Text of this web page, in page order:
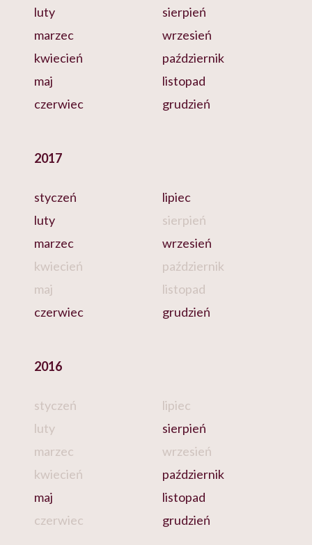
luty
marzec
kwiecień
maj
czerwiec
sierpień
wrzesień
październik
listopad
grudzień
2017
styczeń
luty
marzec
kwiecień
maj
czerwiec
lipiec
sierpień
wrzesień
październik
listopad
grudzień
2016
styczeń
luty
marzec
kwiecień
maj
czerwiec
lipiec
sierpień
wrzesień
październik
listopad
grudzień